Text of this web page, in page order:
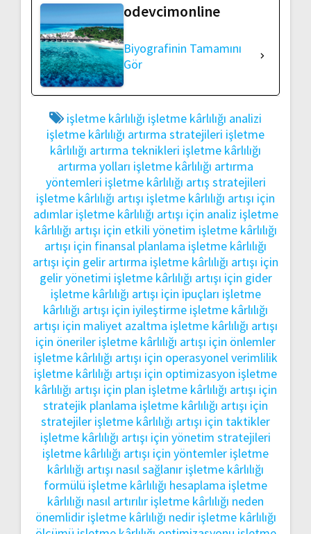
odevcimonline
Biyografinin Tamamını
Gör
işletme kârlılığı işletme kârlılığı analizi
işletme kârlılığı artırma stratejileri işletme
kârlılığı artırma teknikleri işletme kârlılığı
artırma yolları işletme kârlılığı artırma
yöntemleri işletme kârlılığı artış stratejileri
işletme kârlılığı artışı işletme kârlılığı artışı için
adımlar işletme kârlılığı artışı için analiz işletme
kârlılığı artışı için etkili yönetim işletme kârlılığı
artışı için finansal planlama işletme kârlılığı
artışı için gelir artırma işletme kârlılığı artışı için
gelir yönetimi işletme kârlılığı artışı için gider
işletme kârlılığı artışı için ipuçları işletme
kârlılığı artışı için iyileştirme işletme kârlılığı
artışı için maliyet azaltma işletme kârlılığı artışı
için öneriler işletme kârlılığı artışı için önlemler
işletme kârlılığı artışı için operasyonel verimlilik
işletme kârlılığı artışı için optimizasyon işletme
kârlılığı artışı için plan işletme kârlılığı artışı için
stratejik planlama işletme kârlılığı artışı için
stratejiler işletme kârlılığı artışı için taktikler
işletme kârlılığı artışı için yönetim stratejileri
işletme kârlılığı artışı için yöntemler işletme
kârlılığı artışı nasıl sağlanır işletme kârlılığı
formülü işletme kârlılığı hesaplama işletme
kârlılığı nasıl artırılır işletme kârlılığı neden
önemlidir işletme kârlılığı nedir işletme kârlılığı